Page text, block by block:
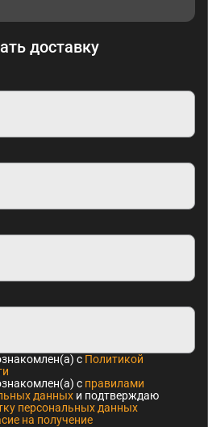
доставку
с Политикой
с правилами
данныхи подтверждаю
персональных данных
на получение